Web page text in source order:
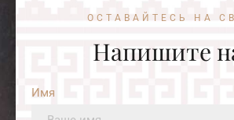
ОСТАВАЙТЕСЬ НА
Напишите
Имя